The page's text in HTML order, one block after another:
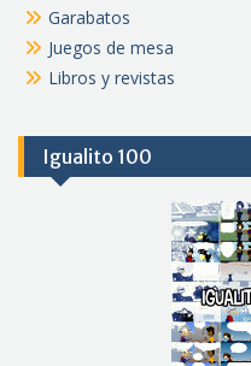
Garabatos
Juegos de mesa
Libros y revistas
Igualito 100